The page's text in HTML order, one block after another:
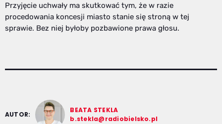
Przyjęcie uchwały ma skutkować tym, że w razie
procedowania koncesji miasto stanie się stroną w tej
sprawie. Bez niej byłoby pozbawione prawa głosu.
AUTOR:
BEATA STEKLA
b.stekla@radiobielsko.pl